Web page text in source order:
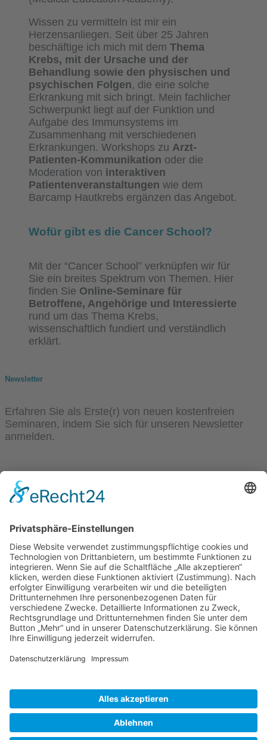
Wissen zu vermitteln ist mir ein
Herzensanliegen. Seit über 25 Jahren
beschäftige ich mich mit dem Thema
Krebs, mit der Ursache und der
Behandlung sowie den physischen und
psychischen Folgen, die eine solche
Erkrankung mit sich bringt. Mein fachlicher
Schwerpunkt liegt auf der Funktion und
Aufgabe des Immunsystems im
Zusammenhang mit verschiedenen
Erkrankungen. Workshops zu Arzt-
Patienten-Kommunikation oder die
Moderation von interaktiven
Patientenveranstaltungen wie dem
Barcamp Hautkrebs ergänzen das Angebot.
Wofür gibt es die Cancer School?
Mit der “Cancer School” verknüpfen wir für
Sie ein breites Spektrum von Themen. Hier
finden Sie Online-Seminare für
Betroffene, Angehörige und Interessierte
rund um das Thema Krebs,
wissenschaftlich fundiert und verständlich
erklärt.
Newsletter
Erfahren Sie als Erste(r) von neuen kostenfreien
Seminaren, indem Sie sich für unseren Newsletter
anmelden.
Newsletter Anmeldung
Nachname
E-mail*
ANMELDEN
Cancer School ist ein Angebot der MEDEA Medical
Education Academy GmbH.